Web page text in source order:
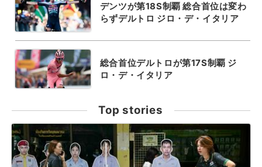
デンツが第18S制覇 総合首位は変わ
らずデルトロ ジロ・デ・イタリア
総合首位デルトロが第17S制覇 ジ
ロ・デ・イタリア
Top stories